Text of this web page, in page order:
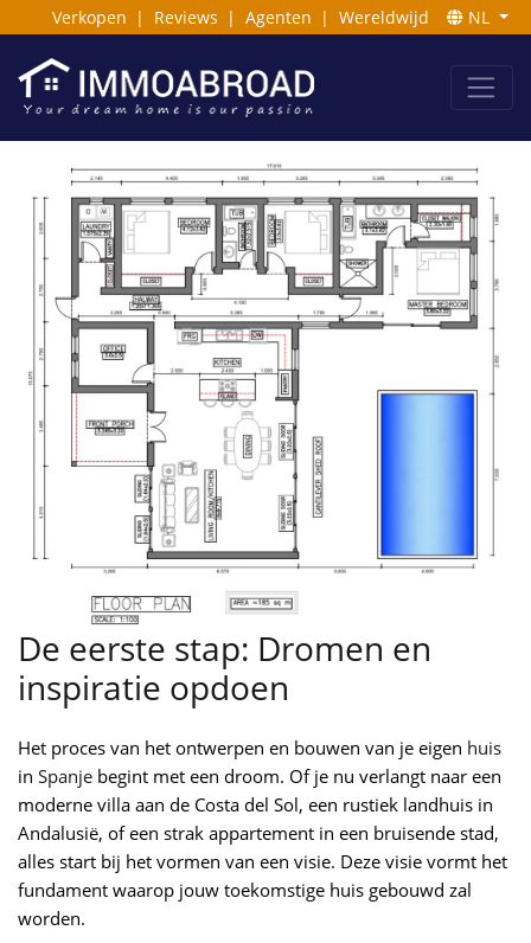
Verkopen | Reviews | Agenten | Wereldwijd NL
De eerste stap: Dromen en
inspiratie opdoen
Het proces van het ontwerpen en bouwen van je eigen huis
in Spanje begint met een droom. Of je nu verlangt naar een
moderne villa aan de Costa del Sol, een rustiek landhuis in
Andalusië, of een strak appartement in een bruisende stad,
alles start bij het vormen van een visie. Deze visie vormt het
fundament waarop jouw toekomstige huis gebouwd zal
worden.